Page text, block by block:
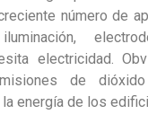
número de
iluminación,
electricidad.
de
energía de los